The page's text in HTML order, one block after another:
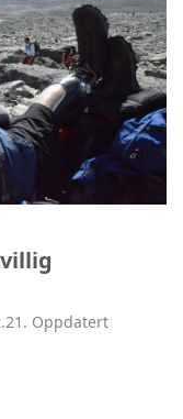
Oppdatert